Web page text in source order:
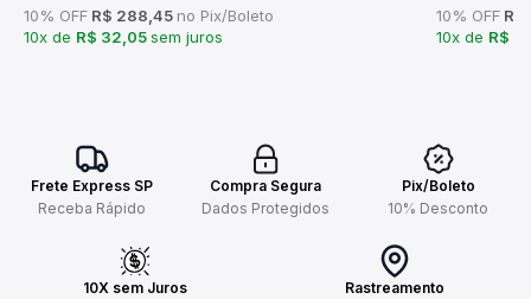
10% OFF R$ 288,45 no Pix/Boleto
10x de R$ 32,05sem juros
10% OFF R$
10x de R$
Frete Express SP
Receba Rápido
Compra Segura
Dados Protegidos
Pix/Boleto
10% Desconto
10X sem Juros
Rastreamento